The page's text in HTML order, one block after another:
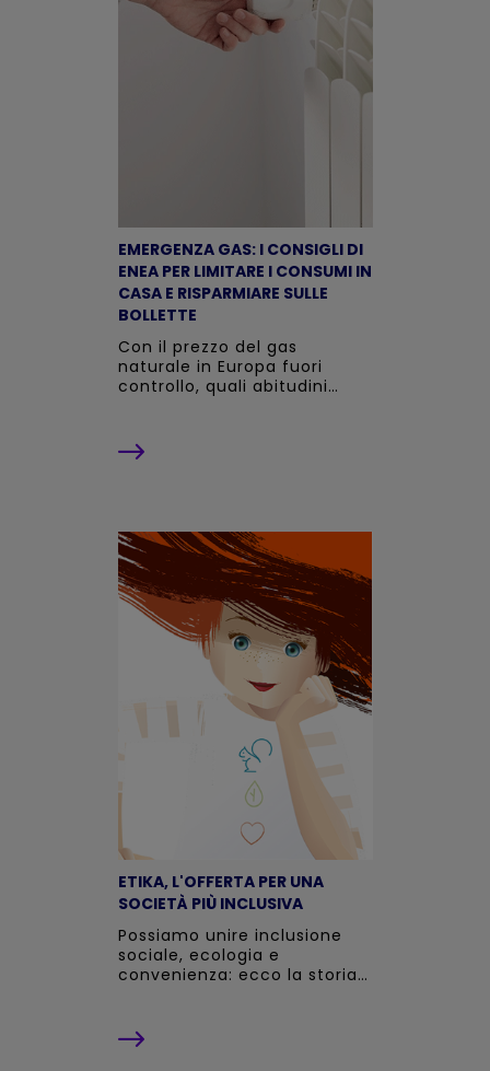
EMERGENZA GAS: I CONSIGLI DI
ENEA PER LIMITARE I CONSUMI IN
CASA E RISPARMIARE SULLE
BOLLETTE
Con il prezzo del gas
naturale in Europa fuori
controllo, quali abitudini
ETIKA, L'OFFERTA PER UNA
SOCIETÀ PIÙ INCLUSIVA
Possiamo unire inclusione
sociale, ecologia e
convenienza: ecco la storia